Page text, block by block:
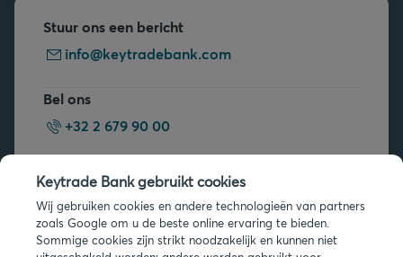
Stuur ons een bericht
info@keytradebank.com
Bel ons
+32 2 679 90 00
Veelgestelde vragen
Keytrade Bank gebruikt cookies
Wij gebruiken cookies en andere technologieën van partners
zoals Google om u de beste online ervaring te bieden.
Sommige cookies zijn strikt noodzakelijk en kunnen niet